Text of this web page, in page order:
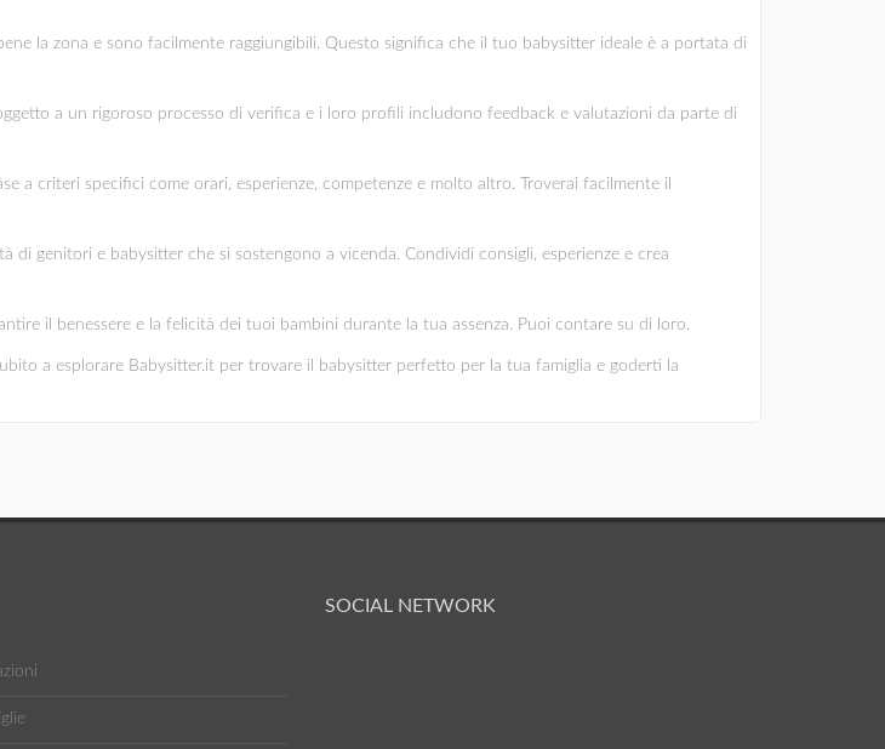
la zona e sono facilmente raggiungibili. Questo significa che il tuo babysitter ideale è a portata di
a un rigoroso processo di verifica e i loro profili includono feedback e valutazioni da parte di
a criteri specifici come orari, esperienze, competenze e molto altro. Troverai facilmente il
genitori e babysitter che si sostengono a vicenda. Condividi consigli, esperienze e crea
il benessere e la felicità dei tuoi bambini durante la tua assenza. Puoi contare su di loro.
a esplorare Babysitter.it per trovare il babysitter perfetto per la tua famiglia e goderti la
SOCIAL NETWORK